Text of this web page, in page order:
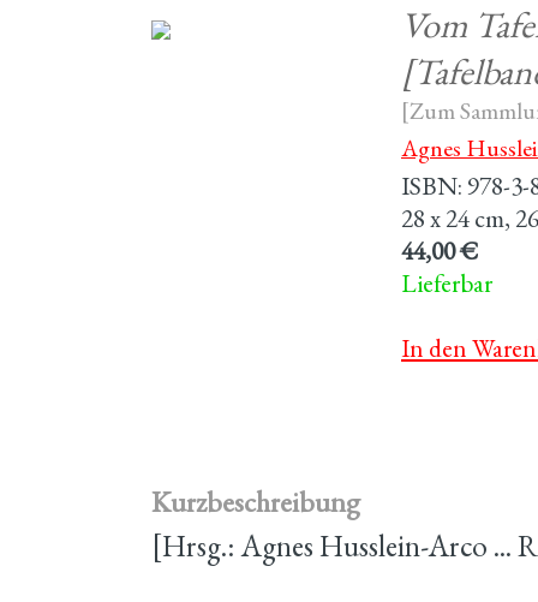
Vom
[Zum
Agnes
ISBN: 978-3-
28 x 24 cm,
44,00 €
Lieferbar
In den
Kurzbeschreibung
[Hrsg.: Agnes Husslein-Arco ...